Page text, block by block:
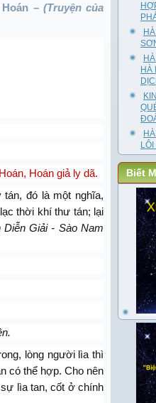
– (Truyện của
Hoán giả ly dã.
đó là một nghĩa,
thời khí thư tán; lại
Giải - Sào Nam
lòng người lìa thì
có thể hợp. Cho nên
sự lìa tan, cốt ở chính
HÀ
Biết